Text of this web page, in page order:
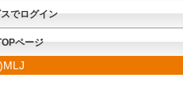
でログイン
ページ